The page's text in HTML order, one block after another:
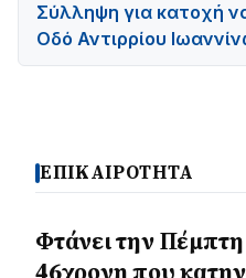
Σύλληψη για κατοχή
Οδό Αντιρρίου
ΕΠΙΚΑΙΡΟΤΗΤΑ
Φτάνει την